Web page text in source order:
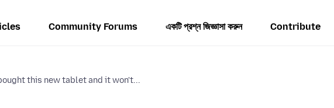
Community Forums একটি প্রশ্ন জিজ্ঞাসা করুন Contribute
this new tablet and it won't...